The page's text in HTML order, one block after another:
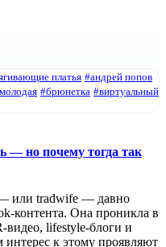
платья #андрей попов
#брюнетка #виртуальный
— но почему тогда так
или tradwife — давно
контента. Она проникла в
видео, lifestyle-блоги и
к этому проявляют